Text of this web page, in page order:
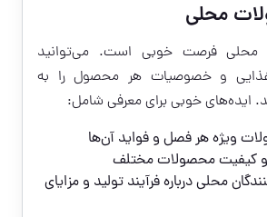
محلی
محلی فرصت خوبی است. می‌توانید
و خصوصیات هر محصول را به
ایده‌های خوبی برای معرفی شامل:
ویژه هر فصل و فواید آن‌ها
کیفیت محصولات مختلف
محلی درباره فرآیند تولید و مزایای